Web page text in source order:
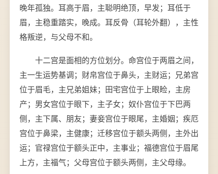
晚年孤独。耳高于眉，主聪明绝顶，早发；耳低于
眉，主稳重踏实，晚成。耳反骨（耳轮外翻），主性
格叛逆，与父母不和。
十二宫是面相的方位划分。命宫位于两眉之间，
主一生运势基调；财帛宫位于鼻头，主财运；兄弟宫
位于眉毛，主兄弟姐妹；田宅宫位于上眼睑，主房
产；男女宫位于眼下，主子女；奴仆宫位于下巴两
侧，主下属、朋友；妻妾宫位于眼尾，主婚姻；疾厄
宫位于鼻梁，主健康；迁移宫位于额头两侧，主外出
运；官禄宫位于额头正中，主事业；福德宫位于眉尾
上方，主福气；父母宫位于额头两侧，主父母缘。